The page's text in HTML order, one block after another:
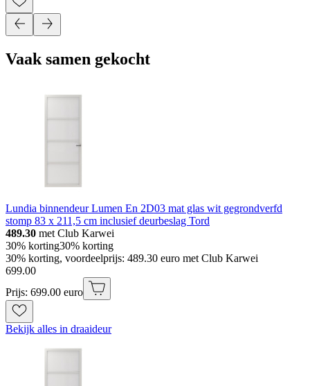
Vaak samen gekocht
Lundia binnendeur Lumen En 2D03 mat glas wit gegrondverfd
stomp 83 x 211,5 cm inclusief deurbeslag Tord
489.30 met Club Karwei
30% korting30% korting
30% korting, voordeelprijs: 489.30 euro met Club Karwei
699.00
Prijs: 699.00 euro
Bekijk alles in draaideur